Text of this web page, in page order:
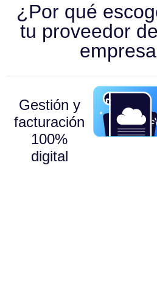
¿Por qué
tu proveedor
Gestión y
facturación
100%
digital